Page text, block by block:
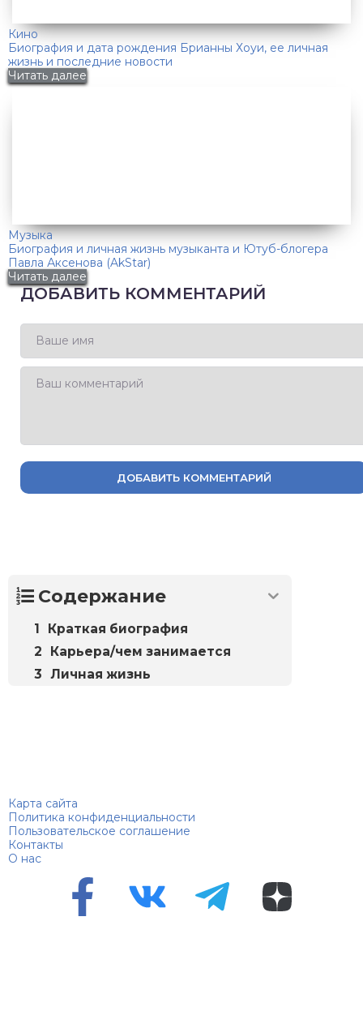
Кино
Биография и дата рождения Брианны Хоуи, ее личная
жизнь и последние новости
Читать далее
Музыка
Биография и личная жизнь музыканта и Ютуб-блогера
Павла Аксенова (AkStar)
Читать далее
ДОБАВИТЬ КОММЕНТАРИЙ
ДОБАВИТЬ КОММЕНТАРИЙ
Содержание
Краткая биография
Карьера/чем занимается
Личная жизнь
Карта сайта
Политика конфиденциальности
Пользовательское соглашение
Контакты
О нас